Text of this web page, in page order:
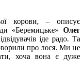
корови, – описує
«Беремицьке» Олег
іде радо. Та
про лося. Ми не
хоча вона є дуже